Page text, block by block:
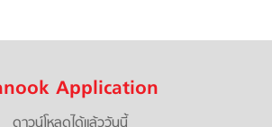
Application